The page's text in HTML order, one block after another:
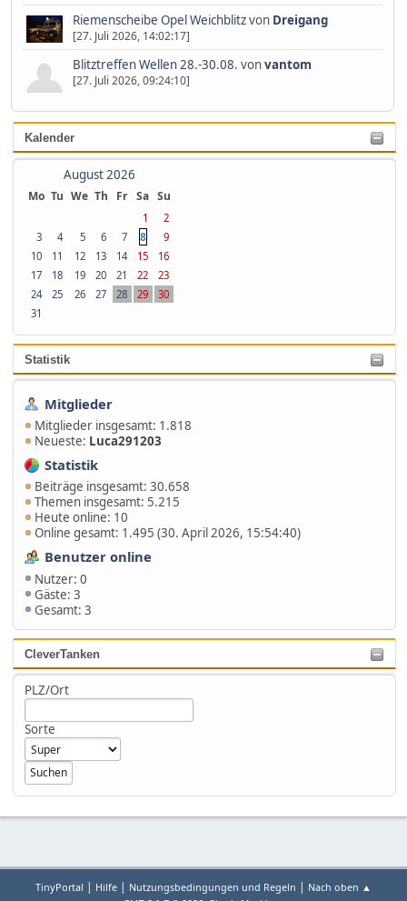
Riemenscheibe Opel Weichblitzvon Dreigang
[27. Juli 2026, 14:02:17]
Blitztreffen Wellen 28.-30.08. vonvantom
[27. Juli 2026, 09:24:10]
Kalender
August 2026
Mo Tu We Th Fr Sa Su
1
2
3
4 5 6 7 8
9
10
11 12 13 14 15
16
17
18 19 20 21 22
23
24
25 26 27 28 29
30
31
Statistik
Mitglieder
Mitglieder insgesamt: 1.818
Neueste: Luca291203
Statistik
Beiträge insgesamt: 30.658
Themen insgesamt: 5.215
Heute online: 10
Online gesamt: 1.495 (30. April 2026, 15:54:40)
Benutzer online
Nutzer: 0
Gäste: 3
Gesamt: 3
CleverTanken
PLZ/Ort
Sorte
TinyPortal | Hilfe | Nutzungsbedingungen und Regeln | Nach oben ▲